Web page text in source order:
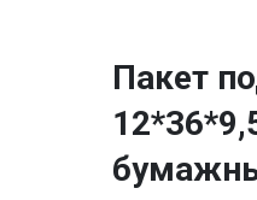
Пакет